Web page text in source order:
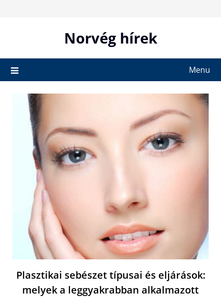
Norvég hírek
Menu
Plasztikai sebészet típusai és eljárások:
melyek a leggyakrabban alkalmazott